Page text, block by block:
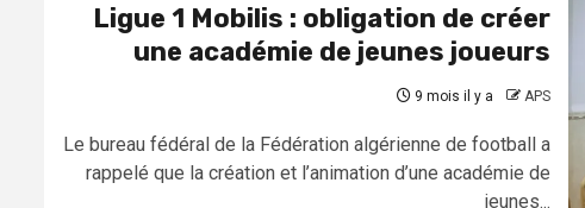
Ligue 1 Mobilis : obligation de créer
une académie de jeunes joueurs
9 mois il y a APS
Le bureau fédéral de la Fédération algérienne de football a
rappelé que la création et l’animation d’une académie de
jeunes...